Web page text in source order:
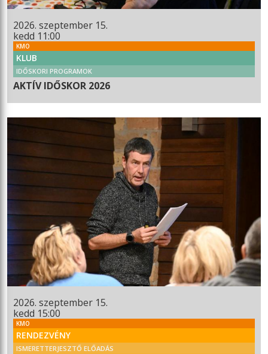
2026. szeptember 15.
kedd 11:00
KMO
KLUB
IDŐSKORI PROGRAMOK
AKTÍV IDŐSKOR 2026
2026. szeptember 15.
kedd 15:00
KMO
RENDEZVÉNY
ISMERETTERJESZTŐ ELŐADÁS